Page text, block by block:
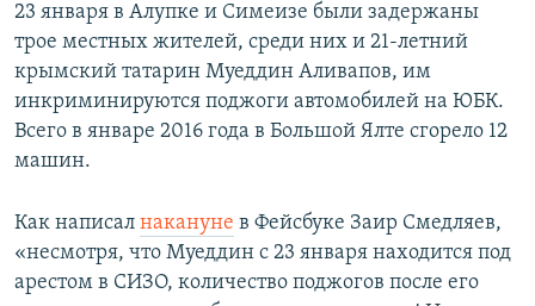
23 января в Алупке и Симеизе были задержаны
трое местных жителей, среди них и 21-летний
крымский татарин Муеддин Аливапов, им
инкриминируются поджоги автомобилей на ЮБК.
Всего в январе 2016 года в Большой Ялте сгорело 12
машин.
Как написал накануне в Фейсбуке Заир Смедляев,
«несмотря, что Муеддин с 23 января находится под
арестом в СИЗО, количество поджогов после его